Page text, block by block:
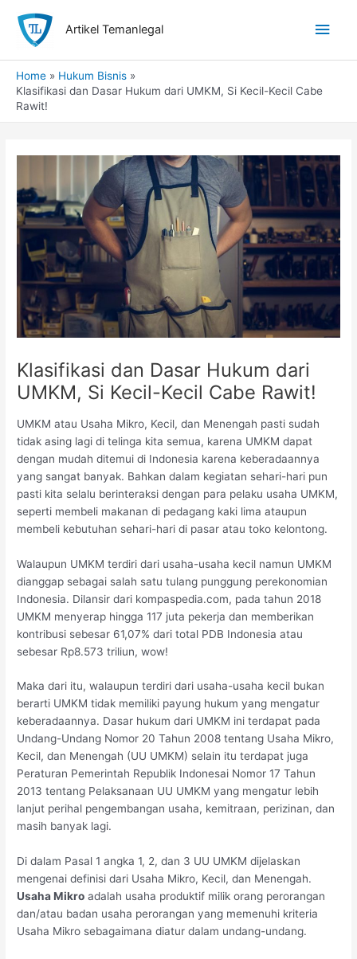
content
Artikel Temanlegal
Main
Home
Hukum Bisnis
Klasifikasi dan Dasar Hukum dari UMKM, Si Kecil-Kecil Cabe
Rawit!
Klasifikasi dan Dasar Hukum dari
UMKM, Si Kecil-Kecil Cabe Rawit!
UMKM atau Usaha Mikro, Kecil, dan Menengah pasti sudah
tidak asing lagi di telinga kita semua, karena UMKM dapat
dengan mudah ditemui di Indonesia karena keberadaannya
yang sangat banyak. Bahkan dalam kegiatan sehari-hari pun
pasti kita selalu berinteraksi dengan para pelaku usaha UMKM,
seperti membeli makanan di pedagang kaki lima ataupun
membeli kebutuhan sehari-hari di pasar atau toko kelontong.
Walaupun UMKM terdiri dari usaha-usaha kecil namun UMKM
dianggap sebagai salah satu tulang punggung perekonomian
Indonesia. Dilansir dari kompaspedia.com, pada tahun 2018
UMKM menyerap hingga 117 juta pekerja dan memberikan
kontribusi sebesar 61,07% dari total PDB Indonesia atau
sebesar Rp8.573 triliun, wow!
Maka dari itu, walaupun terdiri dari usaha-usaha kecil bukan
berarti UMKM tidak memiliki payung hukum yang mengatur
keberadaannya. Dasar hukum dari UMKM ini terdapat pada
Undang-Undang Nomor 20 Tahun 2008 tentang Usaha Mikro,
Kecil, dan Menengah (UU UMKM) selain itu terdapat juga
Peraturan Pemerintah Republik Indonesai Nomor 17 Tahun
2013 tentang Pelaksanaan UU UMKM yang mengatur lebih
lanjut perihal pengembangan usaha, kemitraan, perizinan, dan
masih banyak lagi.
Di dalam Pasal 1 angka 1, 2, dan 3 UU UMKM dijelaskan
mengenai definisi dari Usaha Mikro, Kecil, dan Menengah.
Usaha Mikro adalah usaha produktif milik orang perorangan
dan/atau badan usaha perorangan yang memenuhi kriteria
Usaha Mikro sebagaimana diatur dalam undang-undang.